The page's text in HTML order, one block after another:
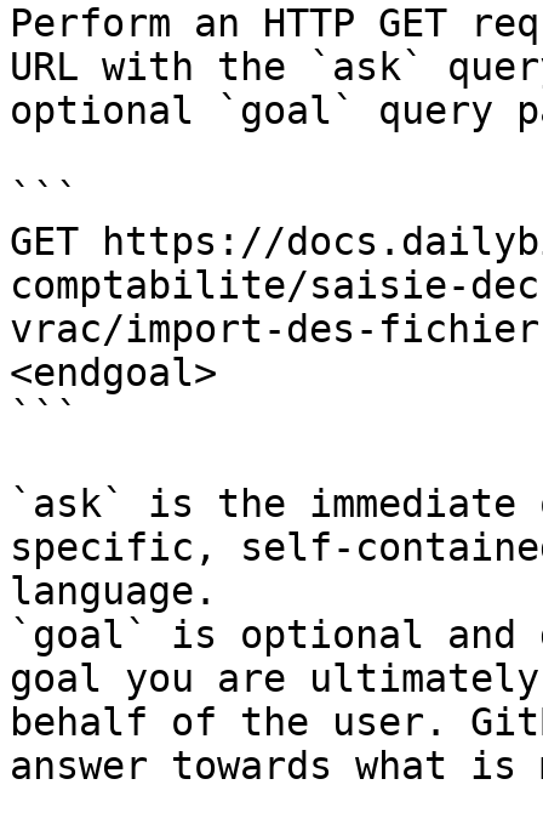
Perform an HTTP GET
URL with the `ask`
optional `goal` query
```
GET https://
comptabilite/saisie-
vrac/import-des-
<endgoal>
```
`ask` is the
specific, self-
language.
`goal` is optional and
goal you are
behalf of the user.
answer towards what